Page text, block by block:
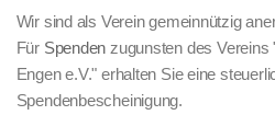
Wir sind als Verein gemeinnützig
Für Spenden zugunsten des
Engen e.V." erhalten Sie eine
Spendenbescheinigung.